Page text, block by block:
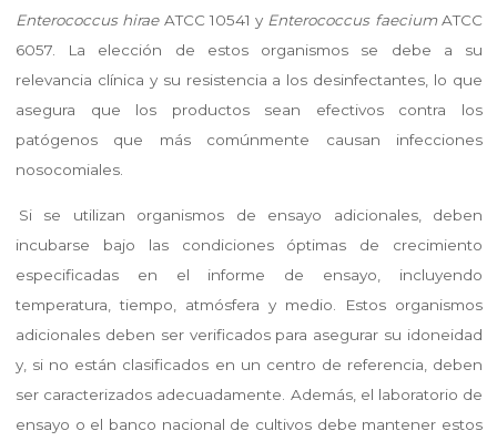
Enterococcus hiraeATCC 10541 y Enterococcus faeciumATCC
6057. La elección de estos organismos se debe a su
relevancia clínica y su resistencia a los desinfectantes, lo que
asegura que los productos sean efectivos contra los
patógenos que más comúnmente causan infecciones
nosocomiales.
Si se utilizan organismos de ensayo adicionales, deben
incubarse bajo las condiciones óptimas de crecimiento
especificadas en el informe de ensayo, incluyendo
temperatura, tiempo, atmósfera y medio. Estos organismos
adicionales deben ser verificados para asegurar su idoneidad
y, si no están clasificados en un centro de referencia, deben
ser caracterizados adecuadamente. Además, el laboratorio de
ensayo o el banco nacional de cultivos debe mantener estos